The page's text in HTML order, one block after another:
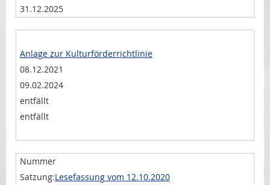
31.12.2025
Anlage zur Kulturförderrichtlinie
08.12.2021
09.02.2024
entfällt
entfällt
Lesefassung vom 12.10.2020